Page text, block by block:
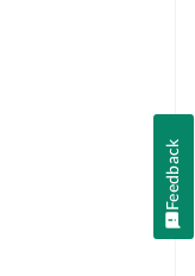
Feedback